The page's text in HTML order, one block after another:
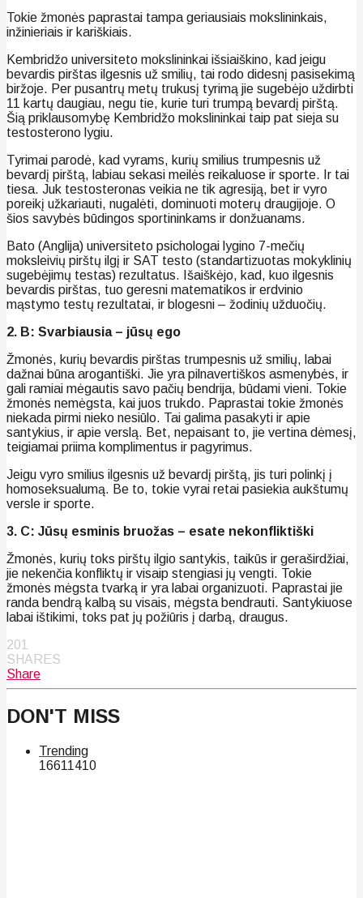
Tokie žmonės paprastai tampa geriausiais mokslininkais,
inžinieriais ir kariškiais.
Kembridžo universiteto mokslininkai išsiaiškino, kad jeigu
bevardis pirštas ilgesnis už smilių, tai rodo didesnį pasisekimą
biržoje. Per pusantrų metų trukusį tyrimą jie sugebėjo uždirbti
11 kartų daugiau, negu tie, kurie turi trumpą bevardį pirštą.
Šią priklausomybę Kembridžo mokslininkai taip pat sieja su
testosterono lygiu.
Tyrimai parodė, kad vyrams, kurių smilius trumpesnis už
bevardį pirštą, labiau sekasi meilės reikaluose ir sporte. Ir tai
tiesa. Juk testosteronas veikia ne tik agresiją, bet ir vyro
poreikį užkariauti, nugalėti, dominuoti moterų draugijoje. O
šios savybės būdingos sportininkams ir donžuanams.
Bato (Anglija) universiteto psichologai lygino 7-mečių
moksleivių pirštų ilgį ir SAT testo (standartizuotas mokyklinių
sugebėjimų testas) rezultatus. Išaiškėjo, kad, kuo ilgesnis
bevardis pirštas, tuo geresni matematikos ir erdvinio
mąstymo testų rezultatai, ir blogesni – žodinių užduočių.
2. В: Svarbiausia – jūsų ego
Žmonės, kurių bevardis pirštas trumpesnis už smilių, labai
dažnai būna arogantiški. Jie yra pilnavertiškos asmenybės, ir
gali ramiai mėgautis savo pačių bendrija, būdami vieni. Tokie
žmonės nemėgsta, kai juos trukdo. Paprastai tokie žmonės
niekada pirmi nieko nesiūlo. Tai galima pasakyti ir apie
santykius, ir apie verslą. Bet, nepaisant to, jie vertina dėmesį,
teigiamai priima komplimentus ir pagyrimus.
Jeigu vyro smilius ilgesnis už bevardį pirštą, jis turi polinkį į
homoseksualumą. Be to, tokie vyrai retai pasiekia aukštumų
versle ir sporte.
3. С: Jūsų esminis bruožas – esate nekonfliktiški
Žmonės, kurių toks pirštų ilgio santykis, taikūs ir geraširdžiai,
jie nekenčia konfliktų ir visaip stengiasi jų vengti. Tokie
žmonės mėgsta tvarką ir yra labai organizuoti. Paprastai jie
randa bendrą kalbą su visais, mėgsta bendrauti. Santykiuose
labai ištikimi, toks pat jų požiūris į darbą, draugus.
201
SHARES
Share
DON'T MISS
Trending
16611410